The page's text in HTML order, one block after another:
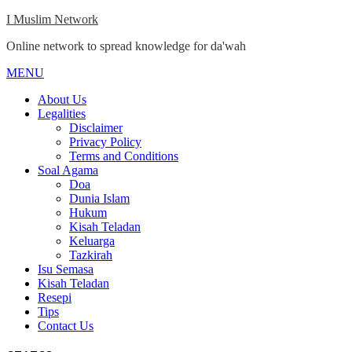
Skip
content
I Muslim Network
Online network to spread knowledge for da'wah
MENU
Menu
About Us
Legalities
Disclaimer
Privacy Policy
Terms and Conditions
Soal Agama
Doa
Dunia Islam
Hukum
Kisah Teladan
Keluarga
Tazkirah
Isu Semasa
Kisah Teladan
Resepi
Tips
Contact Us